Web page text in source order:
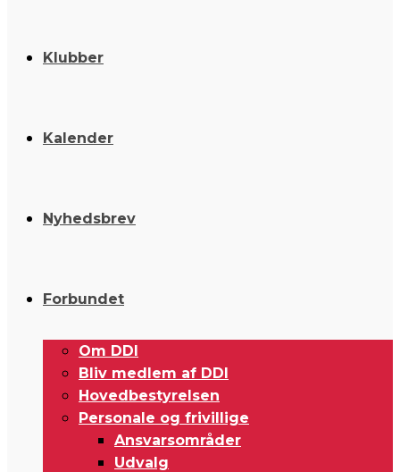
Klubber
Kalender
Nyhedsbrev
Forbundet
Om DDI
Bliv medlem af DDI
Hovedbestyrelsen
Personale og frivillige
Ansvarsområder
Udvalg